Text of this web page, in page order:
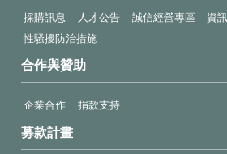
採購訊息 人才公告 誠信經營專區 資
性騷擾防治措施
合作與贊助
企業合作 捐款支持
募款計畫